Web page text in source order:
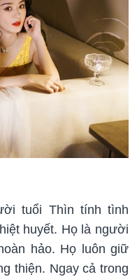
tuổi Thìn tính tình
huyết. Họ là người
hảo. Họ luôn giữ
thiện. Ngay cả trong